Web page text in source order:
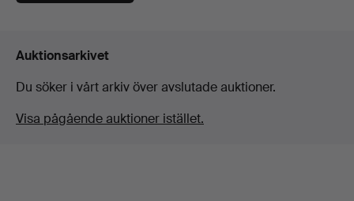
Auktionsarkivet
Du söker i vårt arkiv över avslutade auktioner.
Visa pågående auktioner istället.